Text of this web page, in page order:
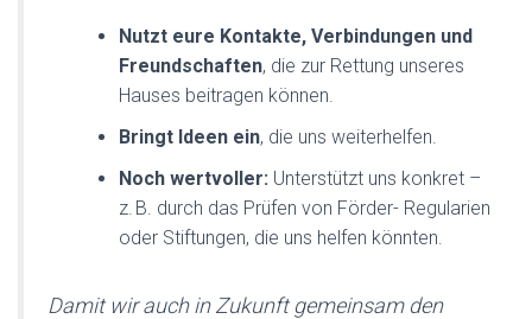
Nutzt eure Kontakte, Verbindungen und
Freundschaften, die zur Rettung unseres
Hauses beitragen können.
Bringt Ideen ein, die uns weiterhelfen.
Noch wertvoller: Unterstützt uns konkret –
z. B. durch das Prüfen von Förder- Regularien
oder Stiftungen, die uns helfen könnten.
Damit wir auch in Zukunft gemeinsam den